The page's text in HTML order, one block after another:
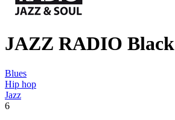
JAZZ RADIO Black
Blues
Hip hop
Jazz
6